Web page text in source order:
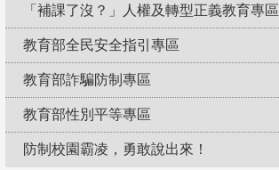
「補課了沒？」人權及轉型正義教育專區
教育部全民安全指引專區
教育部詐騙防制專區
教育部性別平等專區
防制校園霸凌，勇敢說出來！